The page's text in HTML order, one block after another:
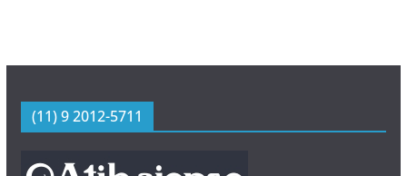
(11) 9 2012-5711